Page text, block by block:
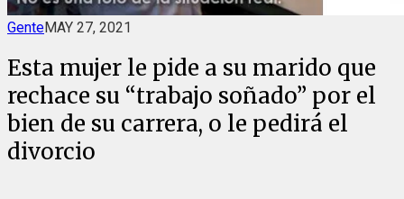
GenteMAY 27, 2021
Esta mujer le pide a su marido que
rechace su “trabajo soñado” por el
bien de su carrera, o le pedirá el
divorcio